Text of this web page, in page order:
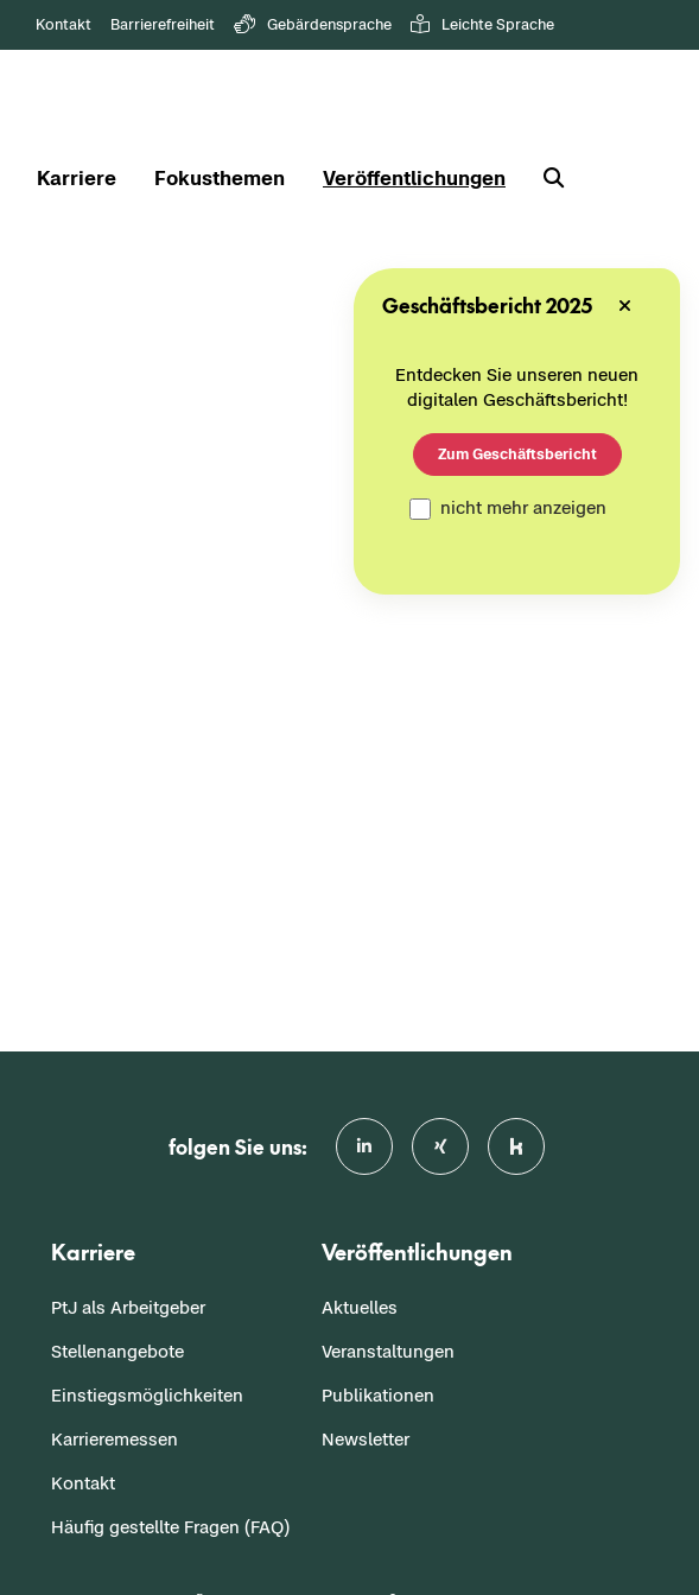
Kontakt Barrierefreiheit Gebärdensprache Leichte Sprache
Karriere Fokusthemen Veröffentlichungen
folgen Sie uns:
Karriere
PtJ als Arbeitgeber
Stellenangebote
Einstiegsmöglichkeiten
Karrieremessen
Kontakt
Häufig gestellte Fragen (FAQ)
Veröffentlichungen
Aktuelles
Veranstaltungen
Publikationen
Newsletter
Geschäftsbericht 2025
Entdecken Sie unseren neuen
digitalen Geschäftsbericht!
Zum Geschäftsbericht
nicht mehr anzeigen